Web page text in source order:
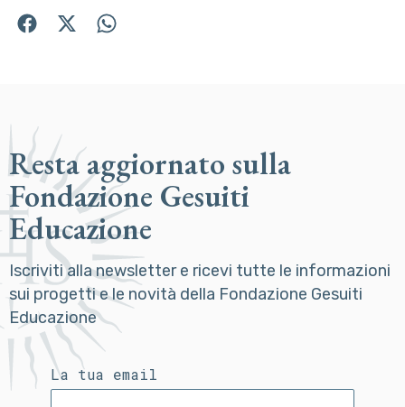
Resta aggiornato sulla
Fondazione Gesuiti
Educazione
Iscriviti alla newsletter e ricevi tutte le informazioni
sui progetti e le novità della Fondazione Gesuiti
Educazione
La tua email